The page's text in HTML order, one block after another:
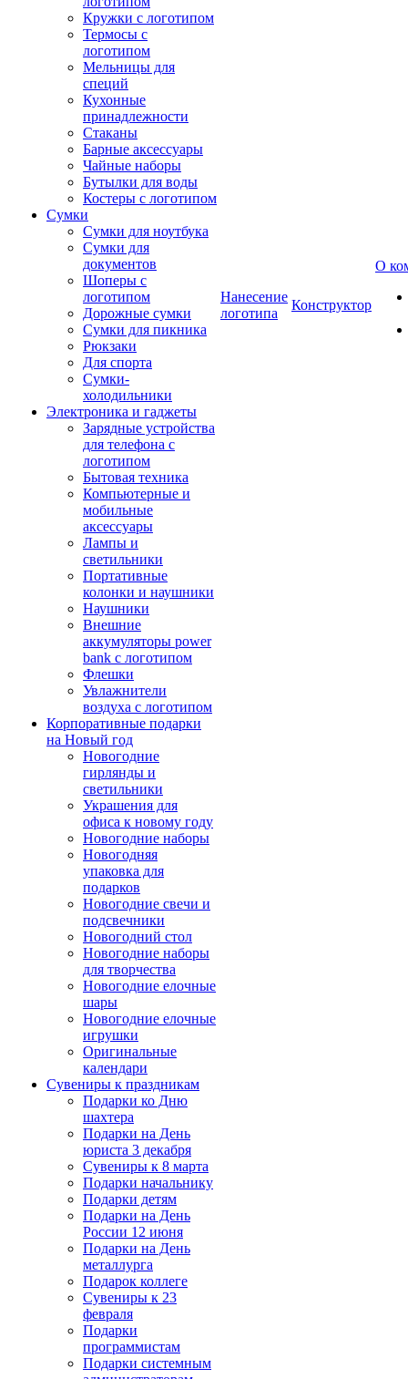
Кружки с логотипом
Термосы с
логотипом
Мельницы для
специй
Кухонные
принадлежности
Стаканы
Барные аксессуары
Чайные наборы
Бутылки для воды
Костеры с логотипом
Сумки
Сумки для ноутбука
Сумки для
документов
Шоперы с
логотипом
Дорожные сумки
Сумки для пикника
Рюкзаки
Для спорта
Сумки-
холодильники
Электроника и гаджеты
Зарядные устройства
для телефона с
логотипом
Бытовая техника
Компьютерные и
мобильные
аксессуары
Лампы и
светильники
Портативные
колонки и наушники
Наушники
Внешние
аккумуляторы power
bank с логотипом
Флешки
Увлажнители
воздуха с логотипом
Корпоративные подарки
на Новый год
Новогодние
гирлянды и
светильники
Украшения для
офиса к новому году
Новогодние наборы
Новогодняя
упаковка для
подарков
Новогодние свечи и
подсвечники
Новогодний стол
Новогодние наборы
для творчества
Новогодние елочные
шары
Новогодние елочные
игрушки
Оригинальные
календари
Сувениры к праздникам
Подарки ко Дню
шахтера
Подарки на День
юриста 3 декабря
Сувениры к 8 марта
Подарки начальнику
Подарки детям
Подарки на День
России 12 июня
Подарки на День
металлурга
Подарок коллеге
Сувениры к 23
февраля
Подарки
программистам
Подарки системным
Нанесение
логотипа
Конструктор
О